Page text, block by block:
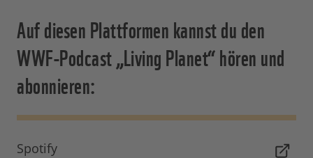
Auf diesen Plattformen kannst du den
WWF-Podcast „Living Planet“ hören und
abonnieren:
Spotify